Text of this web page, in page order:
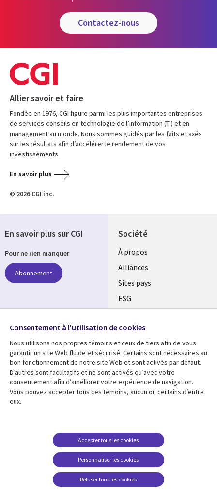
contactez-nous
Allier savoir et faire
Fondée en 1976, CGI figure parmi les plus importantes entreprises
de services-conseils en technologie de l’information (TI) et en
management au monde. Nous sommes guidés par les faits et axés
sur les résultats afin d’accélérer le rendement de vos
investissements.
En savoir plus
© 2026 CGI inc.
Société
À propos
Alliances
Sites pays
ESG
Fusions
Salle de presse
Ressources
Articles
Études de cas
Baladodiffusions
Support
Restrictions et
conditions juridiques
Carrières FAQ
Centre de gestion des
En savoir plus sur CGI
Pour ne rien manquer
Abonnement
Suivez-nous
Social
Media
Global
FR
Consentement à l'utilisation de cookies
Nous utilisons nos propres témoins et ceux de tiers afin de vous
garantir un site Web fluide et sécurisé. Certains sont nécessaires au
bon fonctionnement de notre site Web et sont activés par défaut.
D’autres sont facultatifs et ne sont activés qu’avec votre
consentement afin d’améliorer votre expérience de navigation.
Vous pouvez accepter tous ces témoins, aucun ou certains d’entre
eux.
Personnaliser les cookies
Accepter tous les cookies
Refuser tous les cookies